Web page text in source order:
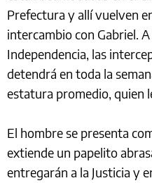
Prefectura y allí vuelven
intercambio con Gabriel.
Independencia, las
detendrá en toda la
estatura promedio, quien
El hombre se presenta
extiende un papelito
entregarán a la Justicia y